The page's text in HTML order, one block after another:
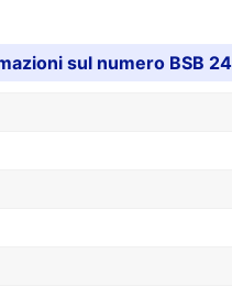
sul numero BSB